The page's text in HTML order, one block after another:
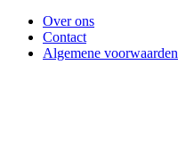
Over ons
Contact
Algemene voorwaarden